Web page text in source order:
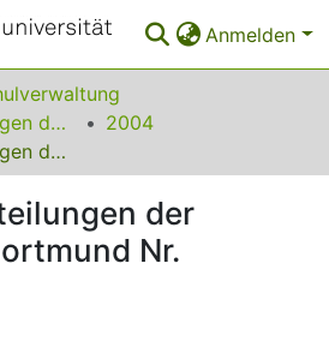
Anmelden
Amtliche Mitteilungen der Technischen Universität Dortmund
2004
Amtliche Mitteilungen der Universität Dortmund Nr. 02/2004
der
Nr.